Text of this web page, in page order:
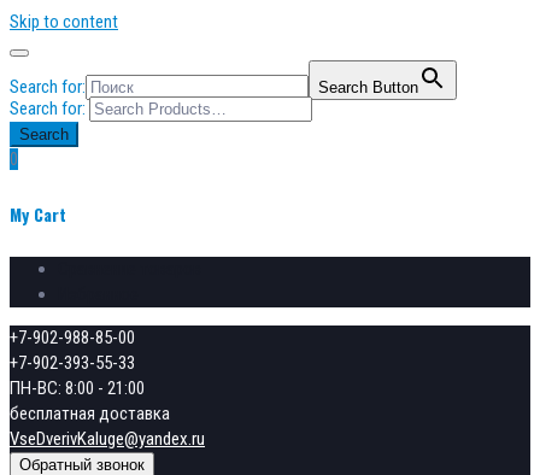
Skip to content
Search for: Search Button
Search for:
Search
0
My Cart
+7-902-988-85-00
+7-902-393-55-33
ПН-ВС: 8:00 - 21:00
бесплатная доставка
VseDverivKaluge@yandex.ru
Обратный звонок